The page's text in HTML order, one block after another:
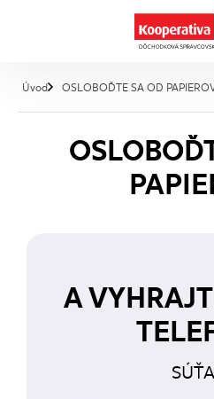
Úvod OSLOBOĎTE SA OD
A